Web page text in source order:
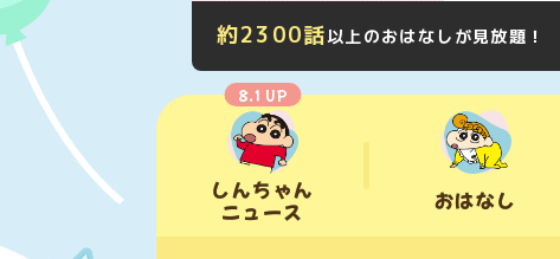
約2300話以上のおはなしが見放題！
しんちゃん
ニュース
8.1 UP
おはなし